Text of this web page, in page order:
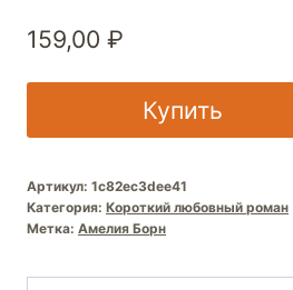
159,00 ₽
Купить
Артикул: 1c82ec3dee41
Категория: Короткий любовный роман
Метка: Амелия Борн